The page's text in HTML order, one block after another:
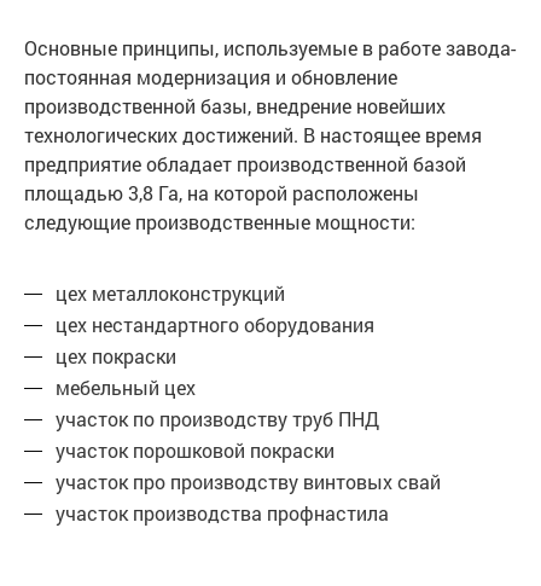
Основные принципы, используемые в работе завода-
постоянная модернизация и обновление
производственной базы, внедрение новейших
технологических достижений. В настоящее время
предприятие обладает производственной базой
площадью 3,8 Га, на которой расположены
следующие производственные мощности:
цех металлоконструкций
цех нестандартного оборудования
цех покраски
мебельный цех
участок по производству труб ПНД
участок порошковой покраски
участок про производству винтовых свай
участок производства профнастила